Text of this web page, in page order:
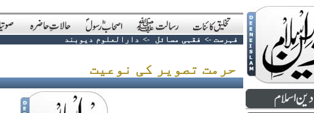
فہرست -> فقہی مسائل -> دارالعلوم دیوبند
حرمت تصویر کی نوعیت